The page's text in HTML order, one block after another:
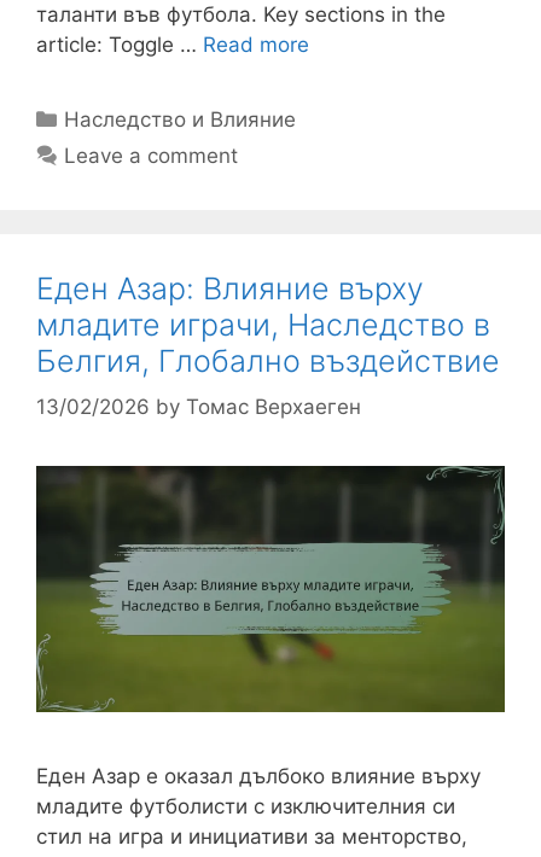
таланти във футбола. Key sections in the
article: Toggle … Read more
Categories
Наследство и Влияние
Leave a comment
Еден Азар: Влияние върху
младите играчи, Наследство в
Белгия, Глобално въздействие
13/02/2026 by Томас Верхаеген
Еден Азар е оказал дълбоко влияние върху
младите футболисти с изключителния си
стил на игра и инициативи за менторство,